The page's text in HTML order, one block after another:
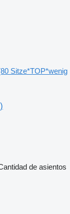
Sitze*TOP*wenig
de asientos